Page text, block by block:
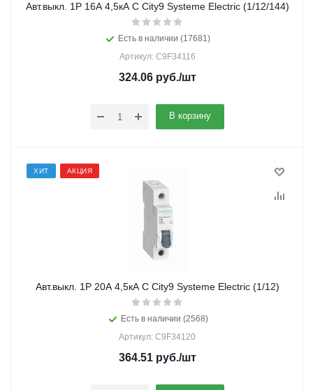
Авт.выкл. 1Р 16А 4,5кА С City9 Systeme Electric (1/12/144)
Есть в наличии (17681)
Артикул: C9F34116
324.06руб./шт
В корзину
ХИТ АКЦИЯ
Авт.выкл. 1Р 20А 4,5кА С City9 Systeme Electric (1/12)
Есть в наличии (2568)
Артикул: C9F34120
364.51руб./шт